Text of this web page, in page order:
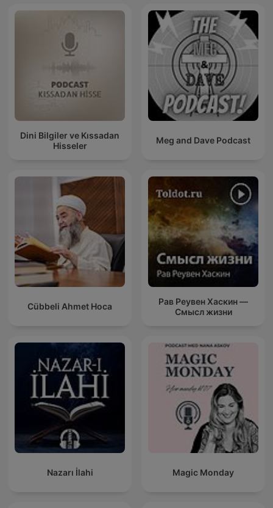
Dini Bilgiler ve Kıssadan
Hisseler
Meg and Dave Podcast
Cübbeli Ahmet Hoca
Рав Реувен Хаскин —
Смысл жизни
Nazarı İlahi Magic Monday